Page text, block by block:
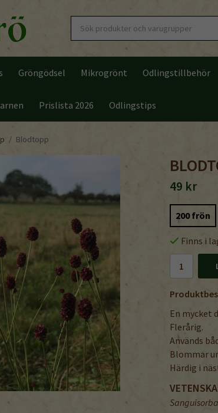
Gröngödsel Mikrogrönt Odlingstillbehör
Prislista 2026 Odlingstips
/ Blodtopp
49 kr
200 frön
Finns i
En mycket
Flerårig.
Används
Blommar
Härdig i